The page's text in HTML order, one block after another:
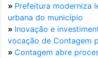
» Prefeitura moderniza
urbana do município
» Inovação e
vocação de Contagem
» Contagem abre